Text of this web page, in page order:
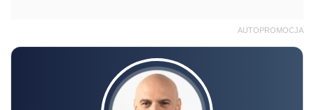
AUTOPROMOCJA